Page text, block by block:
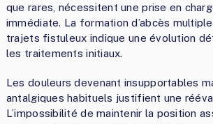
que rares, nécessitent une prise en
immédiate. La formation d’abcès
trajets fistuleux indique une évolution
les traitements initiaux.
Les douleurs devenant insupportables
antalgiques habituels justifient une
L’impossibilité de maintenir la position